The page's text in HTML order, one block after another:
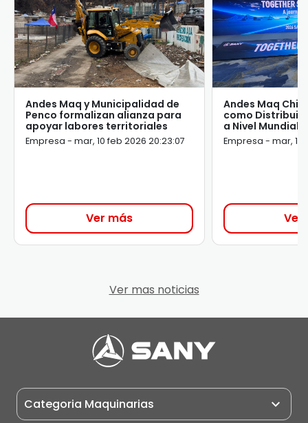
Andes Maq y Municipalidad de
Penco formalizan alianza para
apoyar labores territoriales
Empresa - mar, 10 feb 2026 20:23:07
Ver más
Andes Maq
como
a Nivel Mundial
Empresa - mar, 10
Ver
Ver mas noticias
Categoria Maquinarias